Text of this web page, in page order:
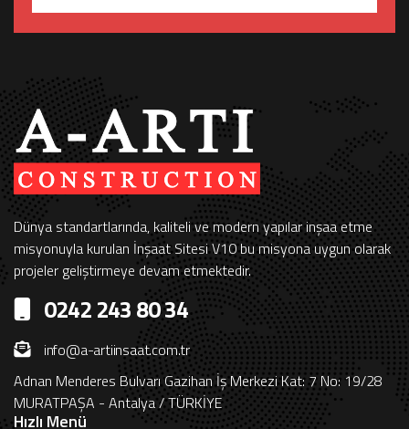
Dünya standartlarında, kaliteli ve modern yapılar inşaa etme
misyonuyla kurulan İnşaat Sitesi V10 bu misyona uygun olarak
projeler geliştirmeye devam etmektedir.
0242 243 80 34
info@a-artiinsaat.com.tr
Adnan Menderes Bulvarı Gazihan İş Merkezi Kat: 7 No: 19/28
MURATPAŞA - Antalya / TÜRKİYE
Hızlı Menü